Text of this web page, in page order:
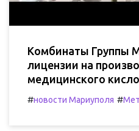
Комбинаты Группы
лицензии на
медицинского
#новости Мариуполя #